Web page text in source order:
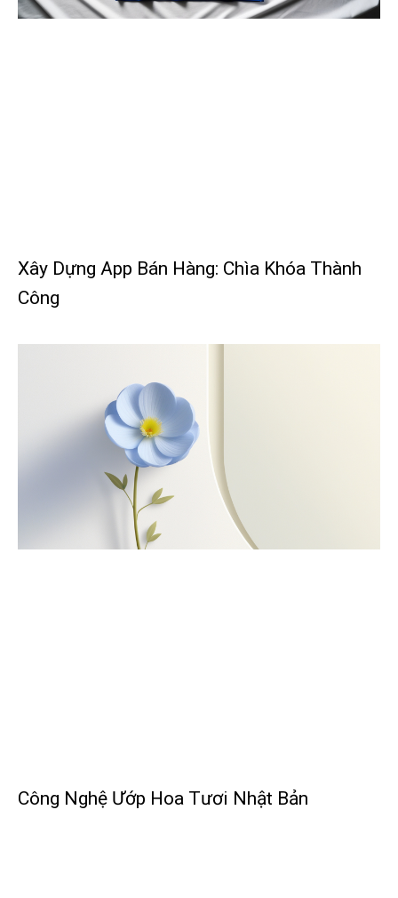
Xây Dựng App Bán Hàng: Chìa Khóa Thành
Công
Công Nghệ Ướp Hoa Tươi Nhật Bản